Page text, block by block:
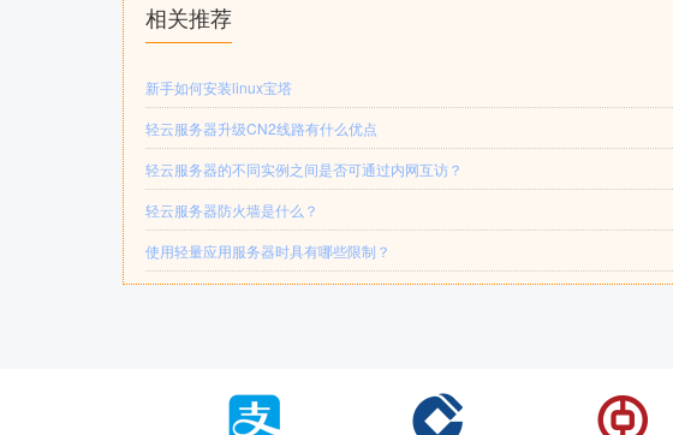
相关推荐
新手如何安装linux宝塔
轻云服务器升级CN2线路有什么优点
轻云服务器的不同实例之间是否可通过内网互访？
轻云服务器防火墙是什么？
使用轻量应用服务器时具有哪些限制？